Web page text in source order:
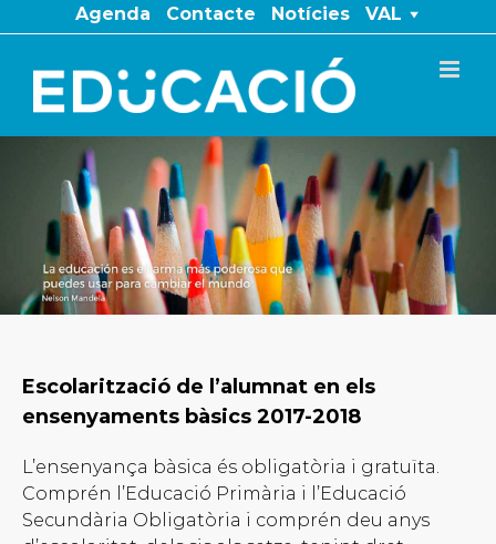
to
content
Agenda Contacte Notícies VAL
Escolarització de l’alumnat en els
ensenyaments bàsics 2017-2018
L’ensenyança bàsica és obligatòria i gratuïta.
Comprén l’Educació Primària i l’Educació
Secundària Obligatòria i comprén deu anys